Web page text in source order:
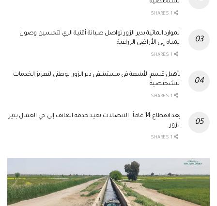
الموارد المائية بدير الزور تواصل صيانة أقنية الري لتحسين وصول
المياه إلى الأراضي الزراعية
تأهيل قسم الأشعة في مستشفى دير الزور الوطني لتعزيز الخدمات
التشخيصية
بعد انقطاع 14 عاماً.. الاتصالات تعيد خدمة الهاتف إلى حي العمال بدير
الزور